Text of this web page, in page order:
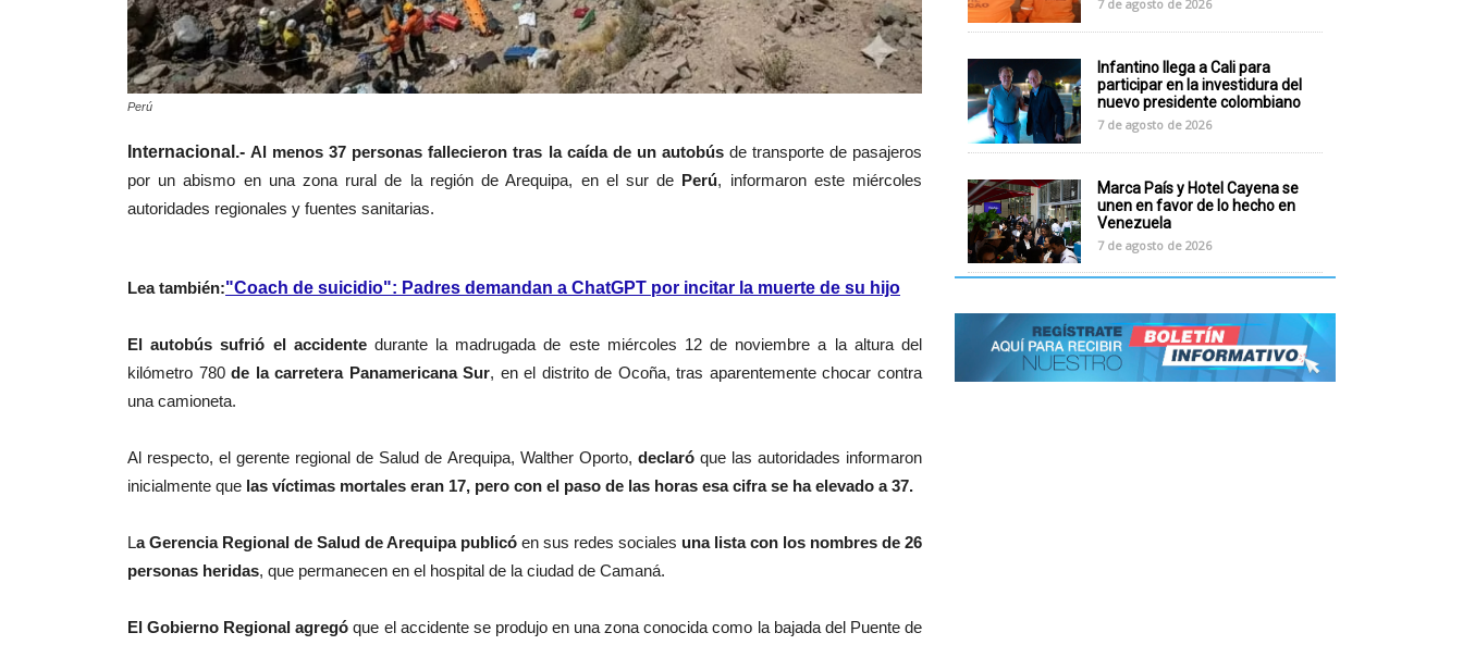
Perú
Internacional.-Al menos 37 personas fallecieron tras la caída de un autobús de transporte de pasajeros
por un abismo en una zona rural de la región de Arequipa, en el sur de Perú, informaron este miércoles
autoridades regionales y fuentes sanitarias.
Lea también:"Coach de suicidio": Padres demandan a ChatGPT por incitar la muerte de su hijo
El autobús sufrió el accidentedurante la madrugada de este miércoles 12 de noviembre a la altura del
kilómetro 780de la carretera Panamericana Sur, en el distrito de Ocoña, tras aparentemente chocar contra
una camioneta.
Al respecto, el gerente regional de Salud de Arequipa, Walther Oporto, declaróque las autoridades informaron
inicialmente que las víctimas mortales eran 17, pero con el paso de las horas esa cifra se ha elevado a 37.
La Gerencia Regional de Salud de Arequipa publicó en sus redes sociales una lista con los nombres de 26
personas heridas, que permanecen en el hospital de la ciudad de Camaná.
El Gobierno Regional agregó que el accidente se produjo en una zona conocida como la bajada del Puente de
7 de agosto de 2026
Infantino llega a Cali para
participar en la investidura del
nuevo presidente colombiano
7 de agosto de 2026
Marca País y Hotel Cayena se
unen en favor de lo hecho en
Venezuela
7 de agosto de 2026